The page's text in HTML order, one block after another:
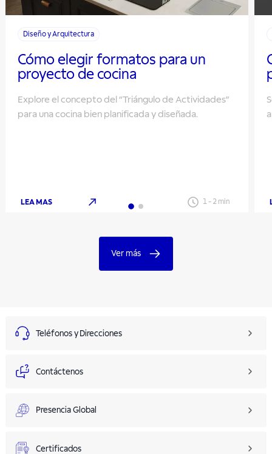
Diseño y Arquitectura
Cómo elegir formatos para un
proyecto de cocina
Explore el concepto del “Triángulo de Actividades”
para una cocina bien planificada y diseñada.
LEA MAS 1- 2 min
Ver más
Teléfonos y Direcciones
Contáctenos
Presencia Global
Certificados